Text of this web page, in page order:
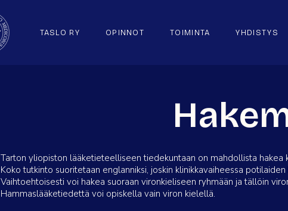
TASLO RY OPINNOT TOIMINTA YHDISTYS
Tarton yliopiston lääketieteelliseen tiedekuntaan on mahdollista hakea
Koko tutkinto suoritetaan englanniksi, joskin klinikkavaiheessa
Vaihtoehtoisesti voi hakea suoraan vironkieliseen ryhmään ja tällöin
Hammaslääketiedettä voi opiskella vain viron kielellä.